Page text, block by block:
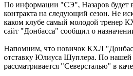
По информации "СЭ", Назаров будет
контракта на следующий сезон. Не
каком клубе самый молодой тренер
сайт "Донбасса" сообщил о
Напомним, что новичок КХЛ
отставку Юлиуса Шуплера. По нашей
рассматривается "Северсталью" в